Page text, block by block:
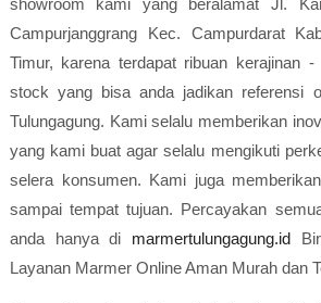
showroom kami yang beralamat Jl.
Campurjanggrang Kec. Campurdarat
Timur, karena terdapat ribuan kerajinan
stock yang bisa anda jadikan referensi
Tulungagung. Kami selalu memberikan
yang kami buat agar selalu mengikuti
selera konsumen. Kami juga
sampai tempat tujuan. Percayakan
anda hanya di marmertulungagung.id
Layanan Marmer Online Aman Murah dan